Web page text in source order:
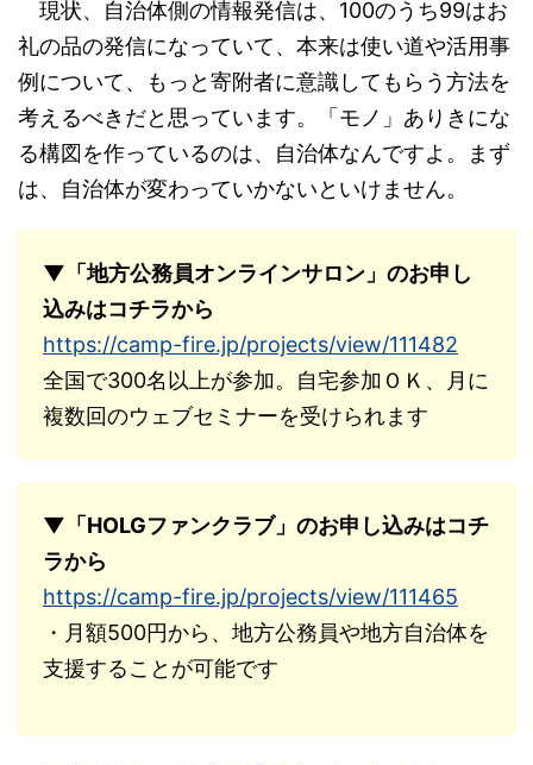
現状、自治体側の情報発信は、100のうち99はお
礼の品の発信になっていて、本来は使い道や活用事
例について、もっと寄附者に意識してもらう方法を
考えるべきだと思っています。「モノ」ありきにな
る構図を作っているのは、自治体なんですよ。まず
は、自治体が変わっていかないといけません。
▼「地方公務員オンラインサロン」のお申し
込みはコチラから
https://camp-fire.jp/projects/view/111482
全国で300名以上が参加。自宅参加ＯＫ、月に
複数回のウェブセミナーを受けられます
▼「HOLGファンクラブ」のお申し込みはコチ
ラから
https://camp-fire.jp/projects/view/111465
・月額500円から、地方公務員や地方自治体を
支援することが可能です